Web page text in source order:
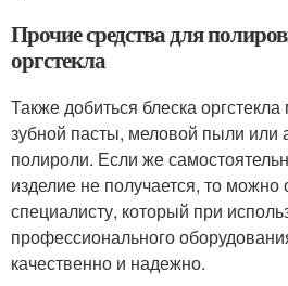
Прочие средства для
оргстекла
Также добиться блеска
зубной пасты, меловой пыли или
полироли. Если же
изделие не получается, то можно
специалисту, который при
профессионального
качественно и надежно.